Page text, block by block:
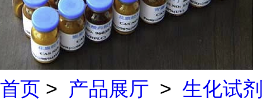
首页 > 产品展厅 > 生化试剂